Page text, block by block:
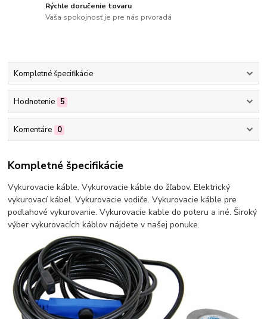
Rýchle doručenie tovaru
Vaša spokojnosť je pre nás prvoradá
Kompletné špecifikácie
Hodnotenie 5
Komentáre 0
Kompletné špecifikácie
Vykurovacie káble. Vykurovacie káble do žľabov. Elektrický
vykurovací kábel. Vykurovacie vodiče. Vykurovacie káble pre
podlahové vykurovanie. Vykurovacie kable do poteru a iné. Široký
výber vykurovacích káblov nájdete v našej ponuke.